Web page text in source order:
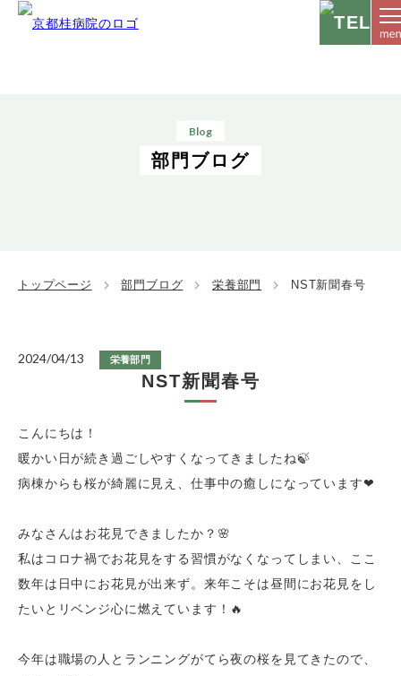
Blog
部門ブログ
トップページ 部門ブログ 栄養部門 NST新聞春号
2024/04/13 栄養部門
NST新聞春号
こんにちは！
暖かい日が続き過ごしやすくなってきましたね🍃
病棟からも桜が綺麗に見え、仕事中の癒しになっています❤
みなさんはお花見できましたか？🌸
私はコロナ禍でお花見をする習慣がなくなってしまい、ここ
数年は日中にお花見が出来ず。来年こそは昼間にお花見をし
たいとリベンジ心に燃えています！🔥
今年は職場の人とランニングがてら夜の桜を見てきたので、